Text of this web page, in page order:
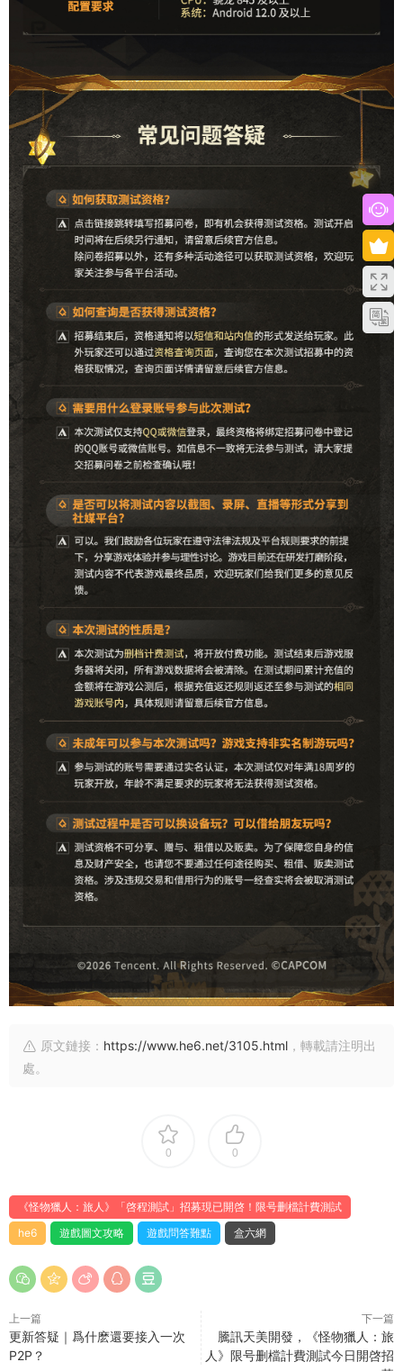
原文鏈接： https://www.he6.net/3105.html ，轉載請注明出
處。
0 0
《怪物獵人：旅人》「啓程測試」招募現已開啓！限号删檔計費測試
he6
遊戲圖文攻略 遊戲問答難點 盒六網
上一篇
更新答疑｜爲什麽還要接入一次
P2P？
下一篇
騰訊天美開發，《怪物獵人：旅
人》限号删檔計費測試今日開啓招